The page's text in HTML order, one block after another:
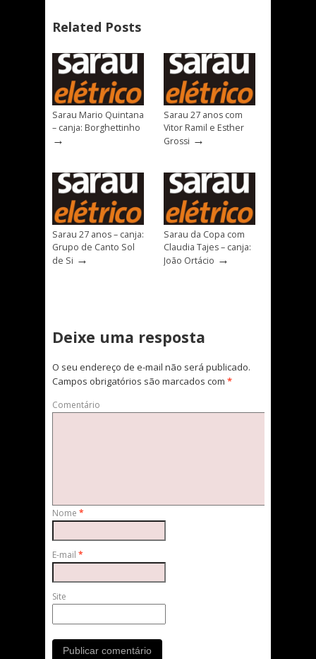
Related Posts
Sarau Mario Quintana
– canja: Borghettinho
→
Sarau 27 anos com
Vitor Ramil e Esther
Grossi →
Sarau 27 anos – canja:
Grupo de Canto Sol
de Si →
Sarau da Copa com
Claudia Tajes – canja:
João Ortácio →
Deixe uma resposta
O seu endereço de e-mail não será publicado.
Campos obrigatórios são marcados com *
Comentário
Nome *
E-mail *
Site